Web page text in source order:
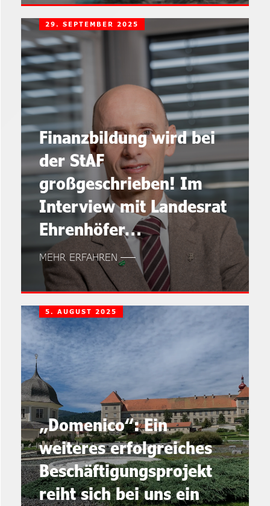
Finanzbildung wird bei
der StAF
großgeschrieben! Im
Interview mit Landesrat
Ehrenhöfer…
29. SEPTEMBER 2025
MEHR ERFAHREN
„Domenico“: Ein
weiteres erfolgreiches
Beschäftigungsprojekt
reiht sich bei uns ein
5. AUGUST 2025